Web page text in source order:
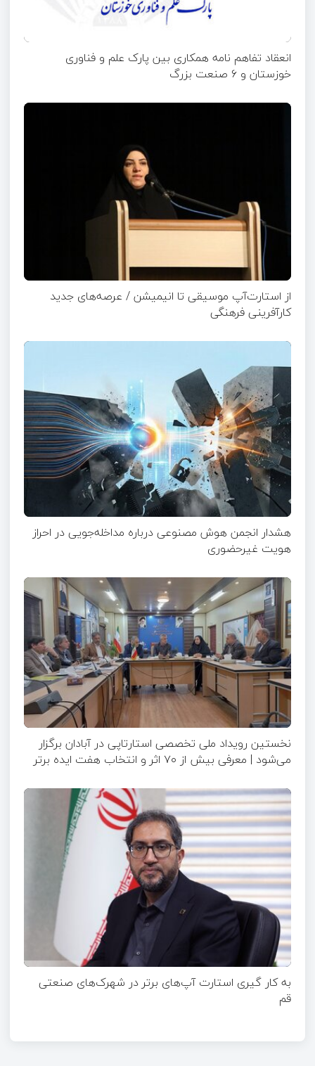
انعقاد تفاهم نامه همکاری بین پارک علم و فناوری
خوزستان و ۶ صنعت بزرگ
از استارت‌آپ موسیقی تا انیمیشن / عرصه‌های جدید
کارآفرینی فرهنگی
هشدار انجمن هوش مصنوعی درباره مداخله‌جویی در احراز
هویت غیرحضوری
نخستین رویداد ملی تخصصی استارتاپی در آبادان برگزار
می‌شود | معرفی بیش از ۷۰ اثر و انتخاب هفت ایده برتر
به کار گیری استارت آپ‌های برتر در شهرک‌های صنعتی
قم